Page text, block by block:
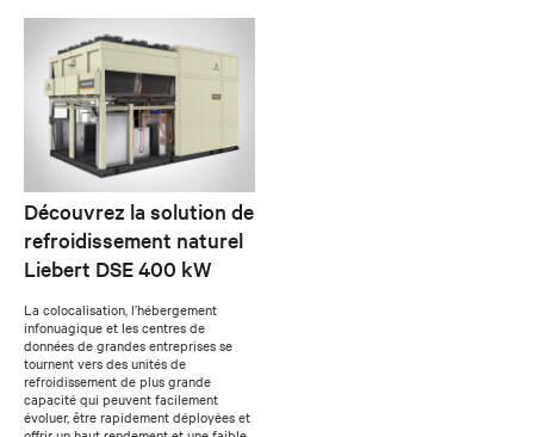
Découvrez la solution de
refroidissement naturel
Liebert DSE 400 kW
La colocalisation, l’hébergement
infonuagique et les centres de
données de grandes entreprises se
tournent vers des unités de
refroidissement de plus grande
capacité qui peuvent facilement
évoluer, être rapidement déployées et